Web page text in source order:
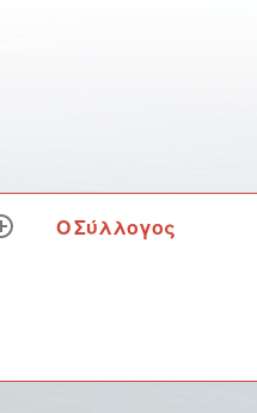
expandΟ Σύλλογος